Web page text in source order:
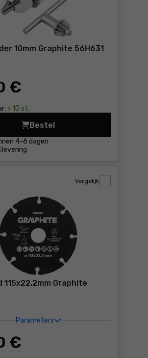
10mm Graphite 56H631
€
> 10 st.
4-6 dagen
levering
Bestel
Boorhouder 10mm
115x22.2mm Graphite
Parameters
€
Vergelijk